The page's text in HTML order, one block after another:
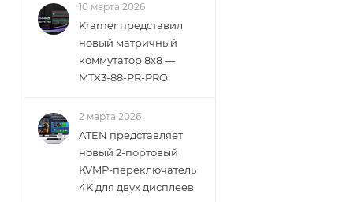
10 марта 2026
Kramer представил
новый матричный
коммутатор 8x8 —
MTX3-88-PR-PRO
2 марта 2026
ATEN представляет
новый 2-портовый
KVMP-переключатель
4K для двух дисплеев